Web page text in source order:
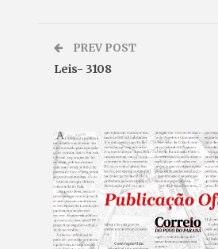
PREV POST
Leis- 3108